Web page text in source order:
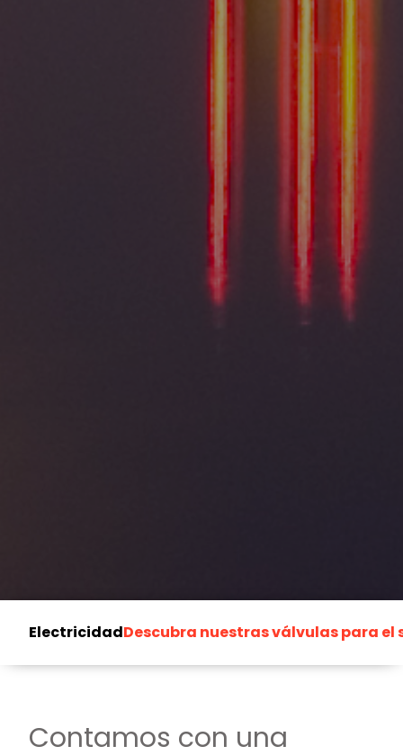
ElectricidadDescubra nuestras válvulas para el
Contamos con una